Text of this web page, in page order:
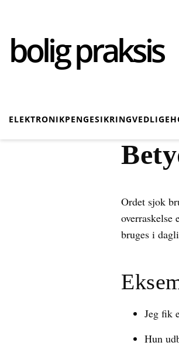
bolig praksis
ELEKTRONIKPENGESIKRING
Ordet sjok
bruges i
Jeg fik
Hun